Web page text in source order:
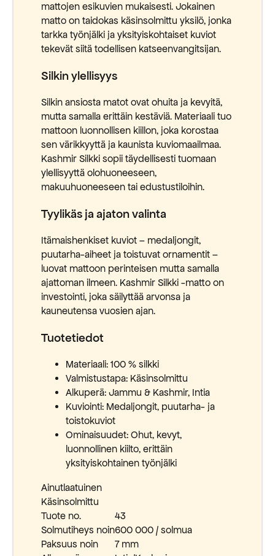
mattojen esikuvien mukaisesti. Jokainen
matto on taidokas käsinsolmittu yksilö, jonka
tarkka työnjälki ja yksityiskohtaiset kuviot
tekevät siitä todellisen katseenvangitsijan.
Silkin ylellisyys
Silkin ansiosta matot ovat ohuita ja kevyitä,
mutta samalla erittäin kestäviä. Materiaali tuo
mattoon luonnollisen kiillon, joka korostaa
sen värikkyyttä ja kaunista kuviomaailmaa.
Kashmir Silkki sopii täydellisesti tuomaan
ylellisyyttä olohuoneeseen,
makuuhuoneeseen tai edustustiloihin.
Tyylikäs ja ajaton valinta
Itämaishenkiset kuviot – medaljongit,
puutarha-aiheet ja toistuvat ornamentit –
luovat mattoon perinteisen mutta samalla
ajattoman ilmeen. Kashmir Silkki -matto on
investointi, joka säilyttää arvonsa ja
kauneutensa vuosien ajan.
Tuotetiedot
Materiaali: 100 % silkki
Valmistustapa: Käsinsolmittu
Alkuperä: Jammu & Kashmir, Intia
Kuviointi: Medaljongit, puutarha- ja
toistokuviot
Ominaisuudet: Ohut, kevyt,
luonnollinen kiilto, erittäin
yksityiskohtainen työnjälki
Ainutlaatuinen
Käsinsolmittu
Tuote no.
43
Solmutiheys noin600 000 / solmua
Paksuus noin
7 mm